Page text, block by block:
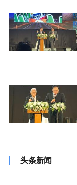
头条新闻